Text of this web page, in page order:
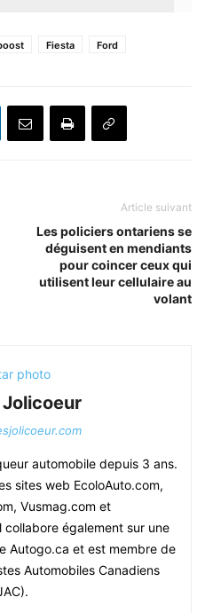
Fiesta Ford
Article suivant
Les policiers ontariens se
déguisent en mendiants
pour coincer ceux qui
utilisent leur cellulaire au
volant
automobile depuis 3 ans.
sites web EcoloAuto.com,
Vusmag.com et
également sur une
Autogo.ca et est membre de
Automobiles Canadiens